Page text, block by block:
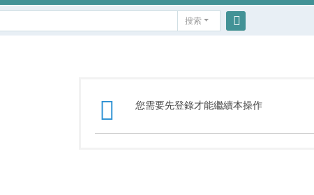
搜索
您需要先登錄才能繼續本操作